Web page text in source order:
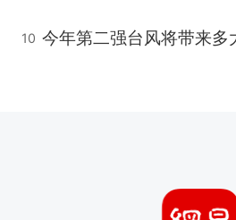
10 今年第二强台风将带来多